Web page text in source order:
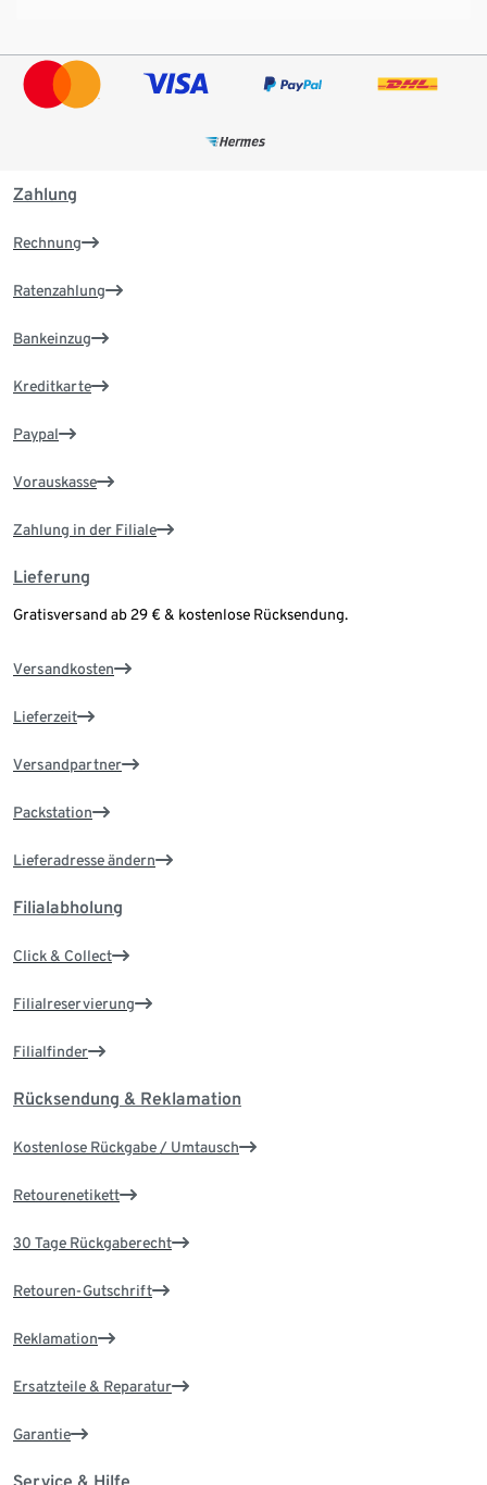
Zahlung
Rechnung
Ratenzahlung
Bankeinzug
Kreditkarte
Paypal
Vorauskasse
Zahlung in der Filiale
Lieferung
Gratisversand ab 29 € & kostenlose Rücksendung.
Versandkosten
Lieferzeit
Versandpartner
Packstation
Lieferadresse ändern
Filialabholung
Click & Collect
Filialreservierung
Filialfinder
Rücksendung & Reklamation
Kostenlose Rückgabe / Umtausch
Retourenetikett
30 Tage Rückgaberecht
Retouren-Gutschrift
Reklamation
Ersatzteile & Reparatur
Garantie